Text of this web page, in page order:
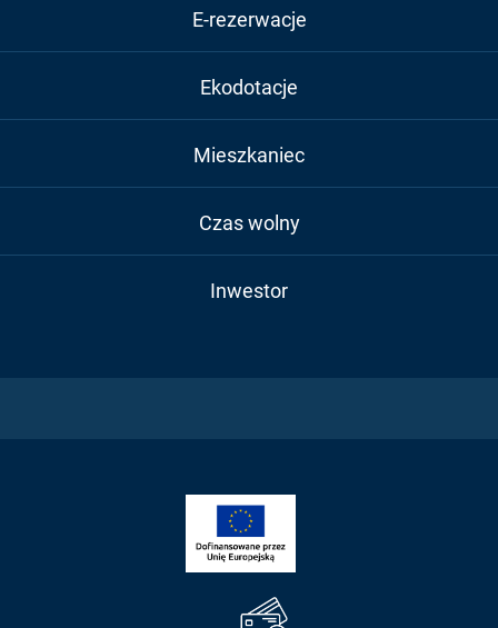
E-rezerwacje
Ekodotacje
Mieszkaniec
Czas wolny
Inwestor